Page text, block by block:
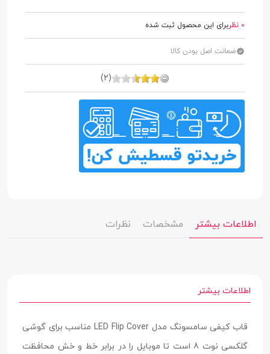
0 نظر برای این محصول ثبت شده
ضمانت اصل بودن کالا
(2)
اطلاعات بیشتر مشخصات نظرات
اطلاعات بیشتر
قاب کیفی سامسونگ مدل LED Flip Cover مناسب برای گوشی
گلکسی نوت 8 است تا موبایل را در برابر خط و خش محافظت